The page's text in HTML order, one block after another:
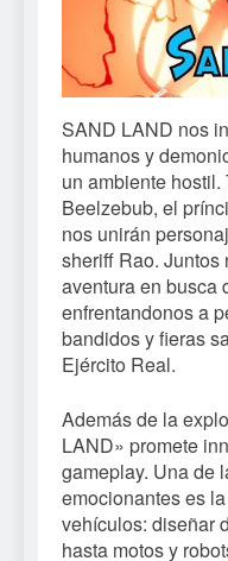
SAND LAND nos
humanos y
un ambiente
Beelzebub, el
nos unirán
sheriff Rao. Juntos
aventura en busca
enfrentandonos a
bandidos y fieras
Ejército Real.
Además de la
LAND» promete
gameplay. Una de
emocionantes es
vehículos: diseñar
hasta motos y